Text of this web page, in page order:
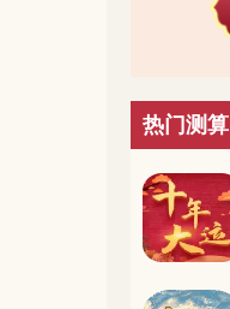
热门测算